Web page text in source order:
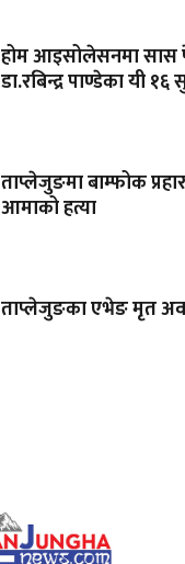
होम आइसोलेसनमा सास
डा.रबिन्द्र पाण्डेका यी
ताप्लेजुङमा बाम्फोक प्रहार
आमाको हत्या
ताप्लेजुङका एभेङ मृत